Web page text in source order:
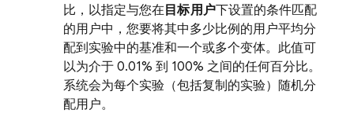
比，以指定与您在 目标用户下设置的条件匹配
的用户中，您要将其中多少比例的用户平均分
配到实验中的基准和一个或多个变体。此值可
以为介于 0.01% 到 100% 之间的任何百分比。
系统会为每个实验（包括复制的实验）随机分
配用户。